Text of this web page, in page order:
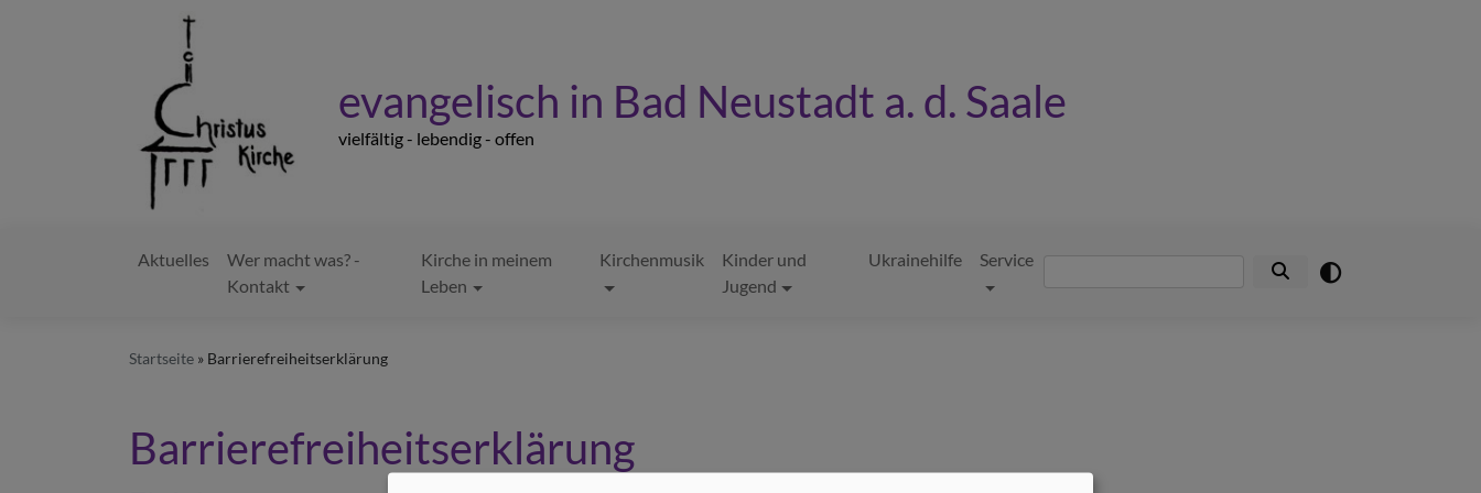
evangelisch in Bad Neustadt a. d. Saale
vielfältig - lebendig - offen
Hauptnavigation
Aktuelles
Wer macht was? -
Kontakt
Kirche in meinem
Leben
Kirchenmusik
Kinder und
Jugend
Ukrainehilfe ServiceSuche
Startseite Barrierefreiheitserklärung
Barrierefreiheitserklärung